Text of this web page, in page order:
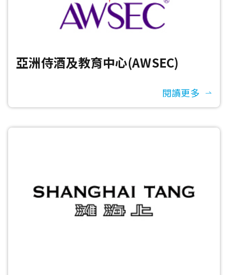
亞洲侍酒及教育中心(AWSEC)
閱讀更多